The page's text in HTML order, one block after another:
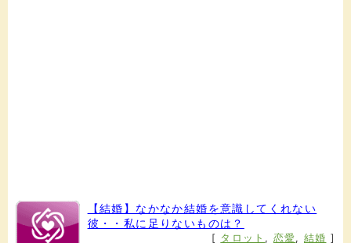
【結婚】なかなか結婚を意識してくれない
彼・・私に足りないものは？
[ タロット , 恋愛, 結婚 ]